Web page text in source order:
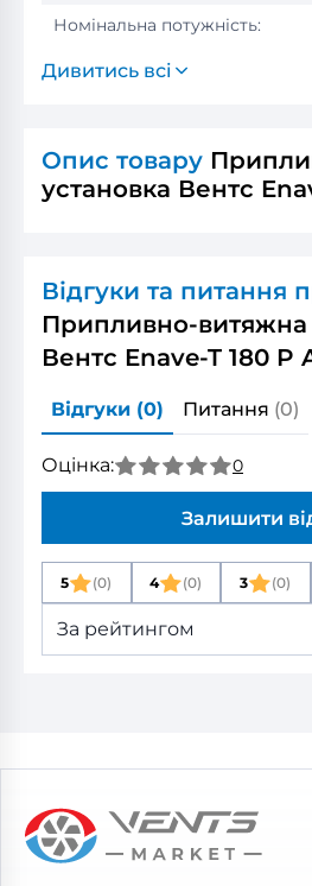
Номінальна потужність:
Дивитись всі
Опис товару
установка Вентс
Відгуки та питання
Припливно-витяжна
Вентс Enave-T 180 P
Відгуки (0) Питання (0)
Оцінка: 0
Залишити
5 (0) 4 (0) 3 (0)
За рейтингом